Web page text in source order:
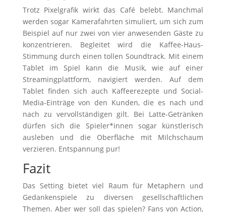
Trotz Pixelgrafik wirkt das Café belebt. Manchmal
werden sogar Kamerafahrten simuliert, um sich zum
Beispiel auf nur zwei von vier anwesenden Gäste zu
konzentrieren. Begleitet wird die Kaffee-Haus-
Stimmung durch einen tollen Soundtrack. Mit einem
Tablet im Spiel kann die Musik, wie auf einer
Streamingplattform, navigiert werden. Auf dem
Tablet finden sich auch Kaffeerezepte und Social-
Media-Einträge von den Kunden, die es nach und
nach zu vervollständigen gilt. Bei Latte-Getränken
dürfen sich die Spieler*innen sogar künstlerisch
ausleben und die Oberfläche mit Milchschaum
verzieren. Entspannung pur!
Fazit
Das Setting bietet viel Raum für Metaphern und
Gedankenspiele zu diversen gesellschaftlichen
Themen. Aber wer soll das spielen? Fans von Action,